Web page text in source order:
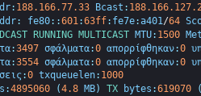
: 188.166.77.33 Bcast :
: fe80: :601:63ff: fe7e:a401/64
RUNNING MULTICAST MTU: 1500
:3497 σφάλματα:0 απορρίφθηκαν:0
:3554 σφάλματα:0 απορρίφθηκαν:0
:0 txqueuelen: 1000
:4895060 (4.8 MB) TX bytes :619070